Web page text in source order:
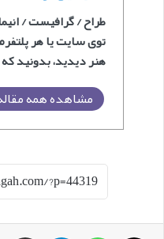
توی سایت یا هر
هنر دیدید، بدونید
مشاهده همه